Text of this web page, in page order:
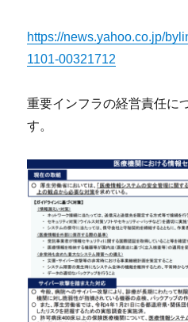
https://news.yahoo.co.jp/
1101-00321712
重要インフラの経営責任に
す。